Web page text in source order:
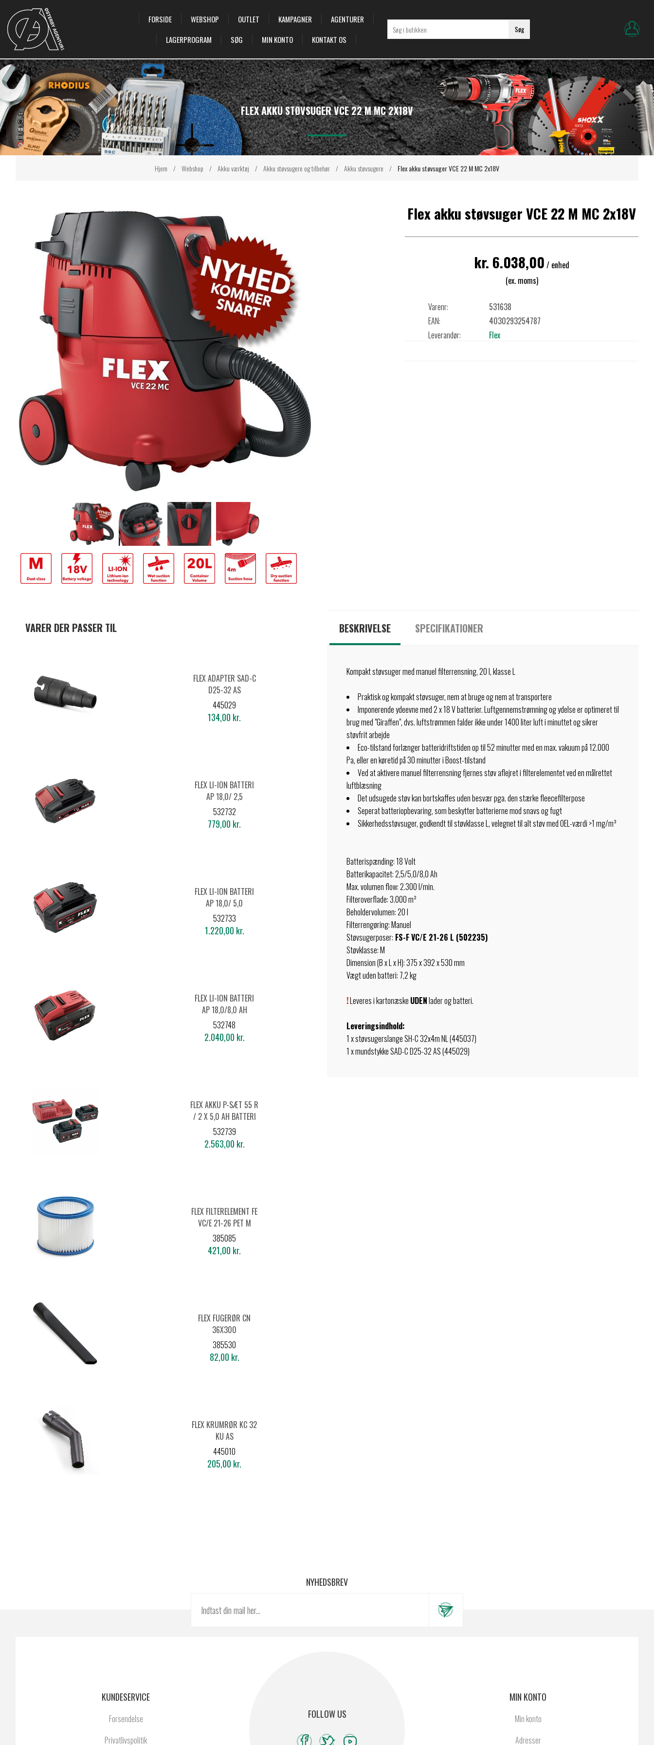
FORSIDE WEBSHOP OUTLET KAMPAGNER
AGENTURER
LAGERPROGRAM
SØG MIN KONTO KONTAKT OS
Søg
Hjem / Webshop / Akku værktøj / Akku støvsugere og tilbehør / Akku støvsugere / Flex akku støvsuger VCE 22 M MC 2x18V
FLEX AKKU STØVSUGER VCE 22 M MC 2X18V
Flex akku støvsuger VCE 22 M MC 2x18V
kr. 6.038,00 / enhed
(ex. moms)
Varenr:
531638
EAN:
4030293254787
Leverandør:
Flex
VARER DER PASSER TIL
FLEX ADAPTER SAD-C
D25-32 AS
445029
134,00 kr.
FLEX LI-ION BATTERI
AP 18,0/ 2,5
532732
779,00 kr.
FLEX LI-ION BATTERI
AP 18,0/ 5,0
532733
1.220,00 kr.
FLEX LI-ION BATTERI
AP 18,0/8,0 AH
532748
2.040,00 kr.
FLEX AKKU P-SÆT 55 R
/ 2 X 5,0 AH BATTERI
+ LADER
532739
2.563,00 kr.
FLEX FILTERELEMENT FE
VC/E 21-26 PET M
385085
421,00 kr.
FLEX FUGERØR CN
36X300
385530
82,00 kr.
FLEX KRUMRØR KC 32
KU AS
445010
205,00 kr.
BESKRIVELSE SPECIFIKATIONER
Kompakt støvsuger med manuel filterrensning, 20 l, klasse L
Praktisk og kompakt støvsuger, nem at bruge og nem at transportere
Imponerende ydeevne med 2 x 18 V batterier. Luftgennemstrømning og ydelse er optimeret til
brug med "Giraffen", dvs. luftstrømmen falder ikke under 1400 liter luft i minuttet og sikrer
støvfrit arbejde
Eco-tilstand forlænger batteridriftstiden op til 52 minutter med en max. vakuum på 12.000
Pa, eller en køretid på 30 minutter i Boost-tilstand
Ved at aktivere manuel filterrensning fjernes støv aflejret i filterelementet ved en målrettet
luftblæsning
Det udsugede støv kan bortskaffes uden besvær pga. den stærke fleecefilterpose
Seperat batteriopbevaring, som beskytter batterierne mod snavs og fugt
Sikkerhedsstøvsuger, godkendt til støvklasse L, velegnet til alt støv med OEL-værdi >1 mg/m³
Batterispænding: 18 Volt
Batterikapacitet: 2,5/5,0/8,0 Ah
Max. volumen flow: 2.300 l/min.
Filteroverflade: 3.000 m²
Beholdervolumen: 20 l
Filterrengøring: Manuel
Støvsugerposer: FS-F VC/E 21-26 L (502235)
Støvklasse: M
Dimension (B x L x H): 375 x 392 x 530 mm
Vægt uden batteri: 7,2 kg
!Leveres i kartonæske UDENlader og batteri.
Leveringsindhold:
1 x støvsugerslange SH-C 32x4m NL (445037)
1 x mundstykke SAD-C D25-32 AS (445029)
NYHEDSBREV
FOLLOW US
KUNDESERVICE
Forsendelse
Privatlivspolitik
MIN KONTO
Min konto
Adresser